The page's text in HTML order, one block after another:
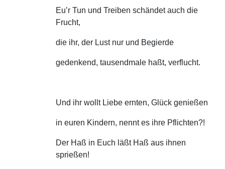
Eu’r Tun und Treiben schändet auch die
Frucht,
die ihr, der Lust nur und Begierde
gedenkend, tausendmale haßt, verflucht.
Und ihr wollt Liebe ernten, Glück genießen
in euren Kindern, nennt es ihre Pflichten?!
Der Haß in Euch läßt Haß aus ihnen
sprießen!